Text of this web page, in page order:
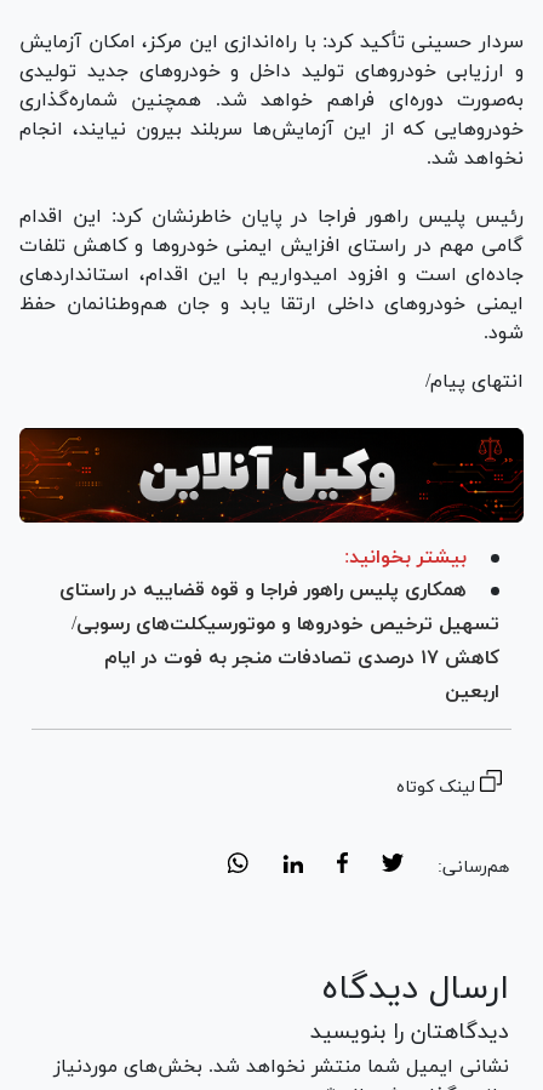
سردار حسینی تأکید کرد: با راه‌اندازی این مرکز، امکان آزمایش
و ارزیابی خودرو‌های تولید داخل و خودرو‌های جدید تولیدی
به‌صورت دوره‌ای فراهم خواهد شد. همچنین شماره‌گذاری
خودرو‌هایی که از این آزمایش‌ها سربلند بیرون نیایند، انجام
نخواهد شد.
رئیس پلیس راهور فراجا در پایان خاطرنشان کرد: این اقدام
گامی مهم در راستای افزایش ایمنی خودرو‌ها و کاهش تلفات
جاده‌ای است و افزود امیدواریم با این اقدام، استاندارد‌های
ایمنی خودرو‌های داخلی ارتقا یابد و جان هم‌وطنانمان حفظ
شود.
انتهای پیام/
بیشتر بخوانید:
همکاری پلیس راهور فراجا و قوه قضاییه در راستای
تسهیل ترخیص خودرو‌ها و موتورسیکلت‌های رسوبی/
کاهش ۱۷ درصدی تصادفات منجر به فوت در ایام
اربعین
لینک کوتاه
هم‌رسانی:
ارسال دیدگاه
دیدگاهتان را بنویسید
نشانی ایمیل شما منتشر نخواهد شد. بخش‌های موردنیاز